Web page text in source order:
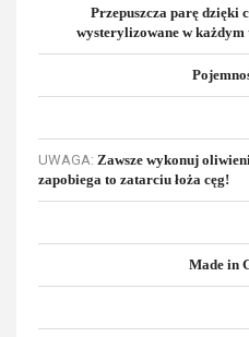
Przepuszcza parę dzięki
wysterylizowane w
UWAGA: Zawsze wykonuj
zapobiega to zatarciu łoża cęg!
Made in